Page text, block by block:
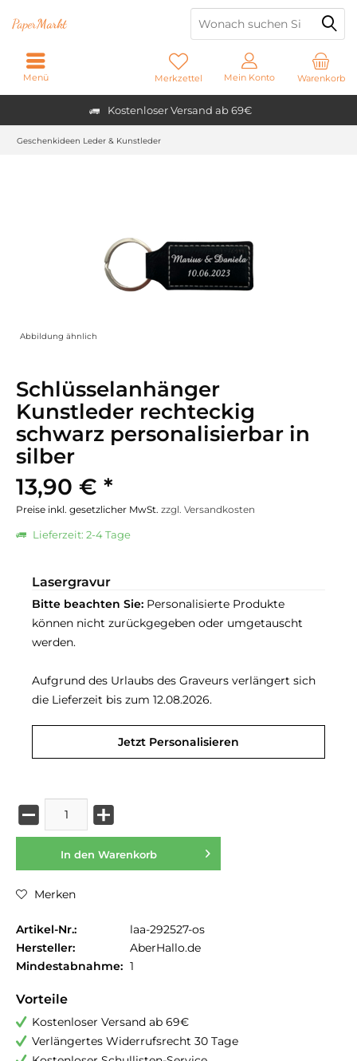
Kostenloser Versand ab 69€
PaperMarkt
Warenkorb
Merkzettel Mein Konto
Menü
Geschenkideen Leder & Kunstleder
Abbildung ähnlich
Schlüsselanhänger
Kunstleder rechteckig
schwarz personalisierbar in
silber
13,90 € *
Preise inkl. gesetzlicher MwSt. zzgl. Versandkosten
Lieferzeit: 2-4 Tage
Lasergravur
Bitte beachten Sie: Personalisierte Produkte
können nicht zurückgegeben oder umgetauscht
werden.
Aufgrund des Urlaubs des Graveurs verlängert sich
die Lieferzeit bis zum 12.08.2026.
Jetzt Personalisieren
In den Warenkorb
Merken
Artikel-Nr.:
laa-292527-os
Hersteller:
AberHallo.de
Mindestabnahme: 1
Vorteile
Kostenloser Versand ab 69€
Verlängertes Widerrufsrecht 30 Tage